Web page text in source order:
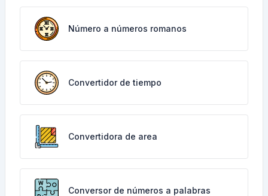
Número a números romanos
Convertidor de tiempo
Convertidora de area
Conversor de números a palabras